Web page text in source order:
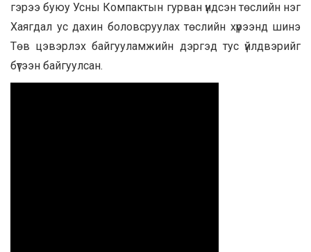
гэрээ буюу Усны Компактын гурван үндсэн төслийн нэг
Хаягдал ус дахин боловсруулах төслийн хүрээнд шинэ
Төв цэвэрлэх байгууламжийн дэргэд тус үйлдвэрийг
бүтээн байгуулсан.